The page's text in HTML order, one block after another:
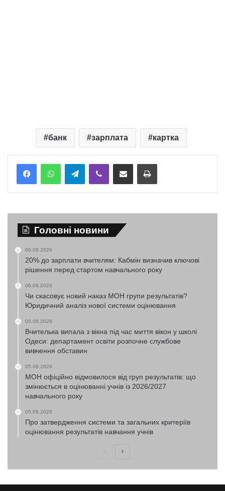
банк зарплата картка
TelegramViber Надіслати електронною поштоюНадрукувати
Головні новини
06.08.2026
20% до зарплати вчителям: Кабмін визначив ключові
рішення перед стартом навчального року
06.08.2026
Чи скасовує новий наказ МОН групи результатів?
Юридичний аналіз нової системи оцінювання
05.08.2026
Вчителька випала з вікна під час миття вікон у школі
Одеси: департамент освіти розпочне службове
вивчення обставин
05.08.2026
МОН офіційно відмовилося від груп результатів: що
змінюється в оцінюванні учнів із 2026/2027
навчального року
05.08.2026
Про затвердження системи та загальних критеріїв
оцінювання результатів навчання учнів
ПопередняНаступна